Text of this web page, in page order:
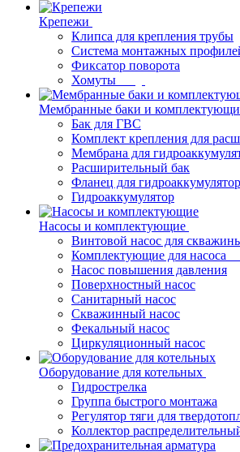
Крепежи
Клипса для крепления трубы
Система монтажных
Фиксатор поворота
Хомуты
Мембранные баки и
Бак для ГВС
Комплект крепления для
Мембрана для
Расширительный бак
Фланец для
Гидроаккумулятор
Насосы и комплектующие
Винтовой насос для
Комплектующие для насоса
Насос повышения давления
Поверхностный насос
Санитарный насос
Скважинный насос
Фекальный насос
Циркуляционный насос
Оборудование для котельных
Гидрострелка
Группа быстрого монтажа
Регулятор тяги для
Коллектор